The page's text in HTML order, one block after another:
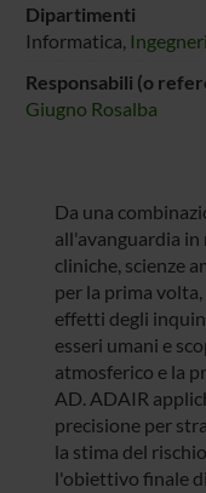
Dipartimenti
Informatica,
Responsabili (o
Giugno Rosalba
Da una
all'avanguardia in
cliniche, scienze
per la prima
effetti degli
esseri umani e
atmosferico e la
AD. ADAIR
precisione per
la stima del
l'obiettivo finale